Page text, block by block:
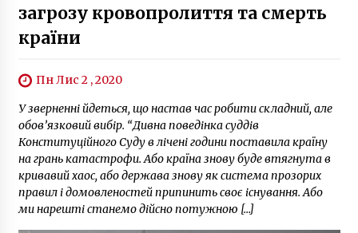
загрозу кровопролиття та смерть
країни
Пн Лис 2 , 2020
У зверненні йдеться, що настав час робити складний, але
обов’язковий вибір. “Дивна поведінка суддів
Конституційного Суду в лічені години поставила країну
на грань катастрофи. Або країна знову буде втягнута в
кривавий хаос, або держава знову як система прозорих
правил і домовленостей припинить своє існування. Або
ми нарешті станемо дійсно потужною […]